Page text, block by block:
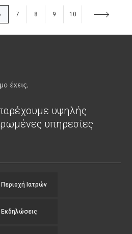
7 8 9 10
υψηλής
υπηρεσίες
Περιοχή Ιατρών
Εκδηλώσεις